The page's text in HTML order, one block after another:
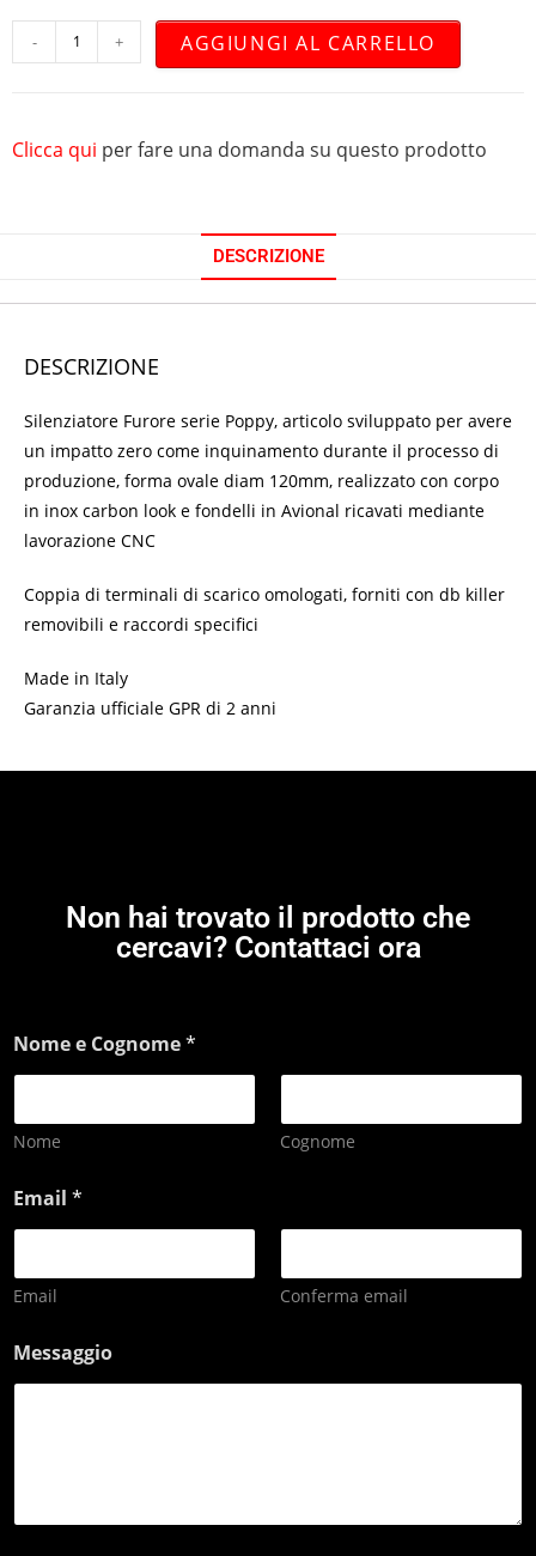
- + AGGIUNGI AL CARRELLO
Clicca qui per fare una domanda su questo prodotto
DESCRIZIONE
DESCRIZIONE
Silenziatore Furore serie Poppy, articolo sviluppato per avere
un impatto zero come inquinamento durante il processo di
produzione, forma ovale diam 120mm, realizzato con corpo
in inox carbon look e fondelli in Avional ricavati mediante
lavorazione CNC
Coppia di terminali di scarico omologati, forniti con db killer
removibili e raccordi specifici
Made in Italy
Garanzia ufficiale GPR di 2 anni
Non hai trovato il prodotto che
cercavi? Contattaci ora
Nome e Cognome*
Nome Cognome
Email *
Email Conferma email
Messaggio